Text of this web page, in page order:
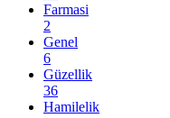
Farmasi
2
Genel
6
Güzellik
36
Hamilelik